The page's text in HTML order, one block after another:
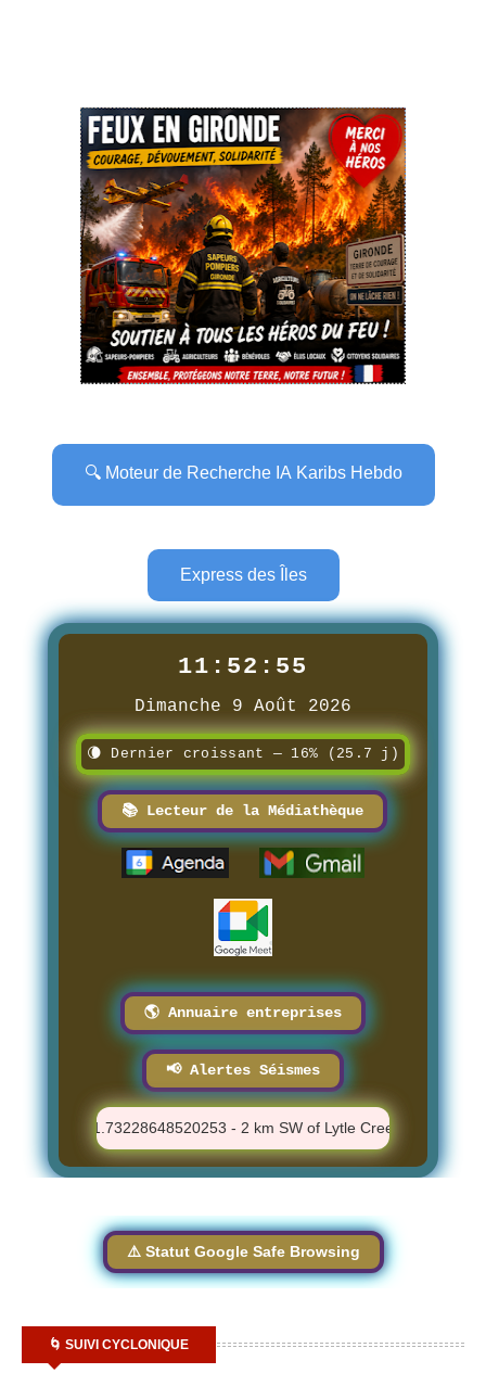
🔍 Moteur de Recherche IA Karibs Hebdo
Express des Îles
11:52:56
Dimanche 9 Août 2026
🌘 Dernier croissant — 16% (25.7 j)
📚 Lecteur de la Médiathèque
🌎 Annuaire entreprises
📢 Alertes Séismes
⚠️ M 1.73228648520253 - 2 km SW of Lytle Creek, CA - 11:44:27
⚠️ Statut Google Safe Browsing
🌀 SUIVI CYCLONIQUE